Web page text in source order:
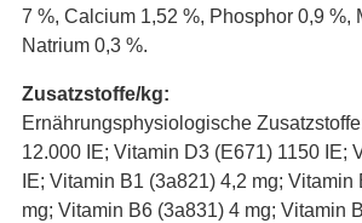
7 %, Calcium 1,52 %, Phosphor 0,9 %,
Natrium 0,3 %.
Zusatzstoffe/kg:
Ernährungsphysiologische
12.000 IE; Vitamin D3 (E671) 1150 IE;
IE; Vitamin B1 (3a821) 4,2 mg;
mg; Vitamin B6 (3a831) 4 mg; Vitamin